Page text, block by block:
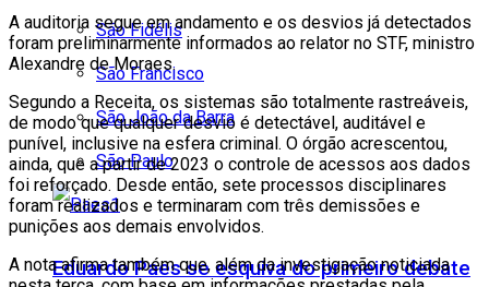
São Fidélis
São Francisco
São João da Barra
São Paulo
Eduardo Paes se esquiva do primeiro debate
A auditoria segue em andamento e os desvios já detectados
foram preliminarmente informados ao relator no STF, ministro
Alexandre de Moraes.
Segundo a Receita, os sistemas são totalmente rastreáveis,
de modo que qualquer desvio é detectável, auditável e
punível, inclusive na esfera criminal. O órgão acrescentou,
ainda, que a partir de 2023 o controle de acessos aos dados
foi reforçado. Desde então, sete processos disciplinares
foram realizados e terminaram com três demissões e
punições aos demais envolvidos.
A nota afirma também que, além da investigação noticiada